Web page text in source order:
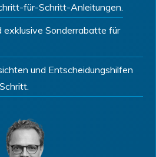
für-Schritt-Anleitungen.
exklusive Sonderrabatte für
und Entscheidungshilfen